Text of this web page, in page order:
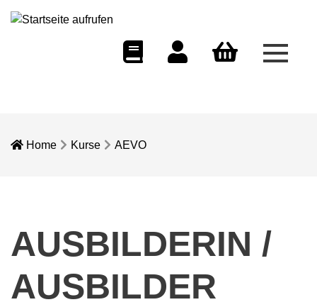
Menü
Home Kurse AEVO
AUSBILDERIN /
AUSBILDER